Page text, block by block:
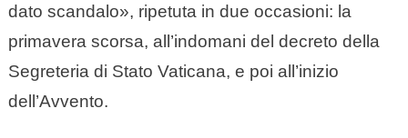
dato scandalo», ripetuta in due occasioni: la
primavera scorsa, all’indomani del decreto della
Segreteria di Stato Vaticana, e poi all’inizio
dell’Avvento.